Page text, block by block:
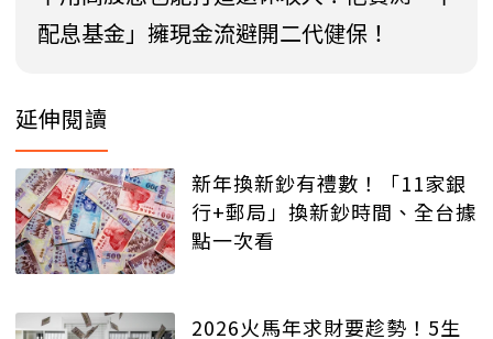
配息基金」擁現金流避開二代健保！
延伸閱讀
新年換新鈔有禮數！「11家銀
行+郵局」換新鈔時間、全台據
點一次看
2026火馬年求財要趁勢！5生